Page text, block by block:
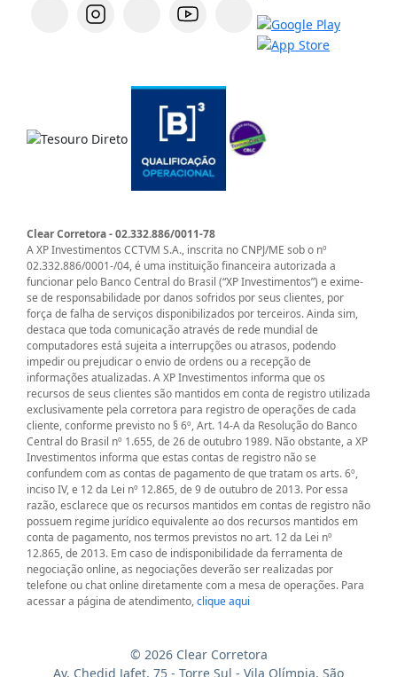
Clear Corretora - 02.332.886/0011-78
A XP Investimentos CCTVM S.A., inscrita no CNPJ/ME sob o nº
02.332.886/0001-/­04, é uma instituição financeira autorizada a
funcionar pelo Banco Central do Brasil (“XP Investimentos”) e exime-
se de responsabilidade por danos sofridos por seus clientes, por
força de falha de serviços disponibilizados por terceiros. Ainda sim,
destaca que toda comunicação através de rede mundial de
computadores está sujeita a interrupções ou atrasos, podendo
impedir ou prejudicar o envio de ordens ou a recepção de
informações atualizadas. A XP Investimentos informa que os
recursos de seus clientes são mantidos em conta de registro utilizada
exclusivamente pela corretora para registro de operações de cada
cliente, conforme previsto no § 6º, Art. 14-A da Resolução do Banco
Central do Brasil nº 1.655, de 26 de outubro 1989. Não obstante, a XP
Investimentos informa que estas contas de registro não se
confundem com as contas de pagamento de que tratam os arts. 6º,
inciso IV, e 12 da Lei nº 12.865, de 9 de outubro de 2013. Por essa
razão, esclarece que os recursos mantidos em contas de registro não
possuem regime jurídico equivalente ao dos recursos mantidos em
conta de pagamento, nos termos previstos no art. 12 da Lei nº
12.865, de 2013. Em caso de indisponibilidade da ferramenta de
negociação online, as negociações deverão ser realizadas por
telefone ou chat online diretamente com a mesa de operações. Para
acessar a página de atendimento,clique aqui
© 2026 Clear Corretora
Av. Chedid Jafet, 75 - Torre Sul - Vila Olímpia, São